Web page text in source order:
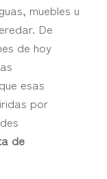
muebles u
De
de hoy
esas
por
de